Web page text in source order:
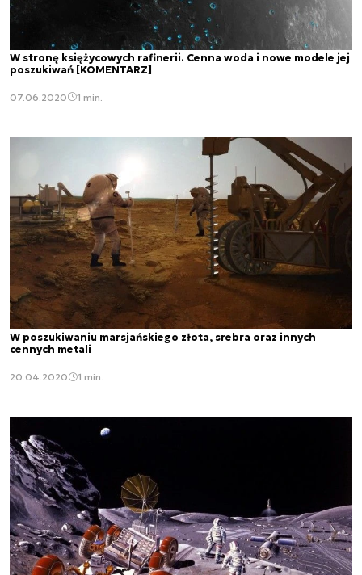
W stronę księżycowych rafinerii. Cenna woda i nowe modele jej
poszukiwań [KOMENTARZ]
07.06.2020 1 min.
W poszukiwaniu marsjańskiego złota, srebra oraz innych
cennych metali
20.04.2020 1 min.